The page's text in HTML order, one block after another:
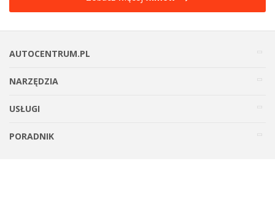
AUTOCENTRUM.PL
NARZĘDZIA
USŁUGI
PORADNIK